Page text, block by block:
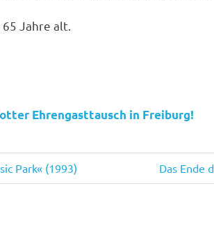
Jahre alt.
Ehrengasttausch in Freiburg!
Park« (1993)
Nächster
Beitrag:
Das Ende